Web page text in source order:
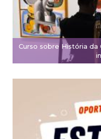
Curso sobre História